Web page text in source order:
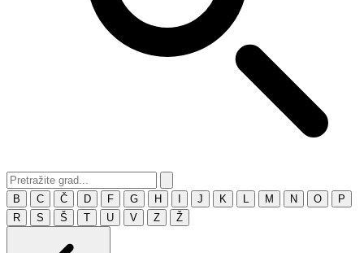
B C Č D F G H J K M N O
P
R
S Š T U V Z Ž